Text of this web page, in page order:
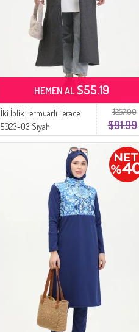
$257.00
$91.99
İki İplik Fermuarlı Ferace
5023-03 Siyah
HEMEN AL$55.19